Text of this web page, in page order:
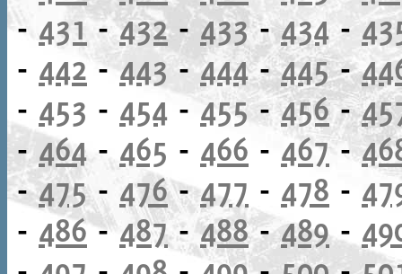
- 431-432-433-434-
- 442 -443 -444-445-
- 453 - 454 - 455-456-
- 464- 465 - 466 - 467-
-475- 476-477 - 478 -
- 486-487-488-489-